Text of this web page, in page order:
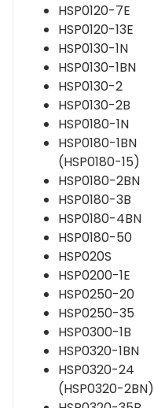
HSP0120-7E
HSP0120-13E
HSP0130-1N
HSP0130-1BN
HSP0130-2
HSP0130-2B
HSP0180-1N
HSP0180-1BN
(HSP0180-15)
HSP0180-2BN
HSP0180-3B
HSP0180-4BN
HSP0180-50
HSP020S
HSP0200-1E
HSP0250-20
HSP0250-35
HSP0300-1B
HSP0320-1BN
HSP0320-24
(HSP0320-2BN)